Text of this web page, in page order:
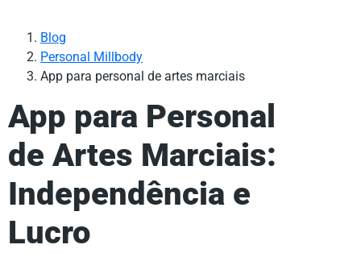
Blog
Personal Millbody
App para personal de artes marciais
App para Personal
de Artes Marciais:
Independência e
Lucro